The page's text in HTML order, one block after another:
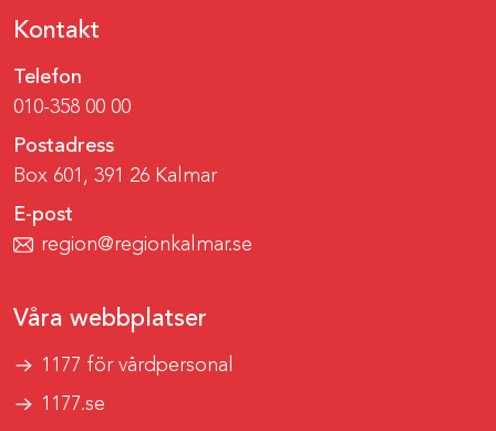
Kontakt
Telefon
010-358 00 00
Postadress
Box 601, 391 26 Kalmar
E-post
region@regionkalmar.se
Våra webbplatser
1177 för vårdpersonal
1177.se